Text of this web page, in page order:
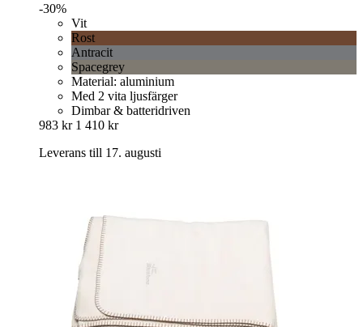
-30%
Vit
Rost
Antracit
Spacegrey
Material: aluminium
Med 2 vita ljusfärger
Dimbar & batteridriven
983 kr 1 410 kr
Leverans till 17. augusti